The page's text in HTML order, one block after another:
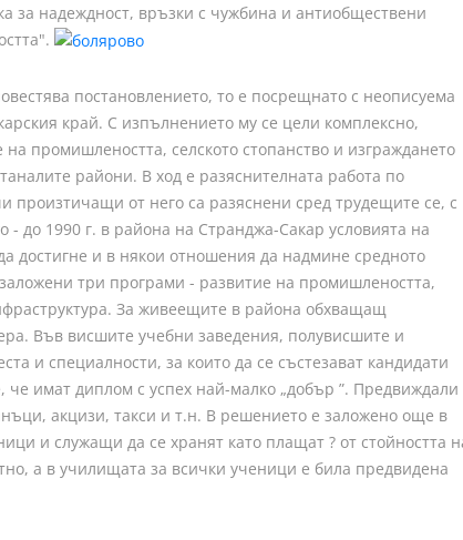
за надеждност, връзки с чужбина и антиобществени
постановлението, то е посрещнато с неописуема
край. С изпълнението му се цели комплексно,
промишлеността, селското стопанство и изграждането
райони. В ход е разяснителната работа по
произтичащи от него са разяснени сред трудещите се, с
- до 1990 г. в района на Странджа-Сакар условията на
достигне и в някои отношения да надмине средното
три програми - развитие на промишлеността,
За живеещите в района обхващащ
Във висшите учебни заведения, полувисшите и
и специалности, за които да се състезават кандидати
имат диплом с успех най-малко „добър ”. Предвиждали
акцизи, такси и т.н. В решението е заложено още в
и служащи да се хранят като плащат ? от стойността
а в училищата за всички ученици е била предвидена